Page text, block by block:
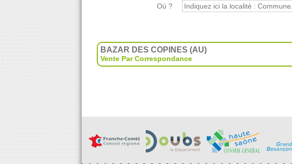
Où ?
BAZAR DES COPINES (AU)
Vente Par Correspondance